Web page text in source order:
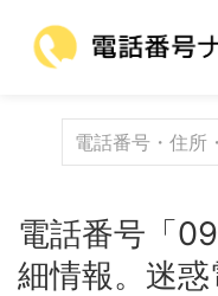
電話番号「
細情報。迷